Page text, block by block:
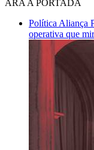
ARA A PORTADA
Política Aliança
operativa que